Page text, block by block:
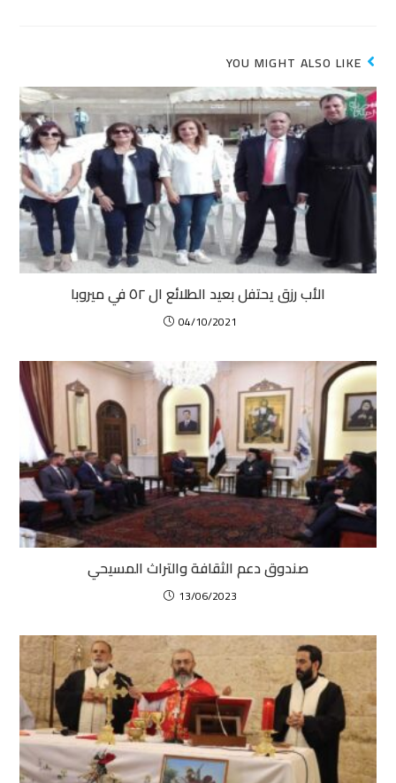
YOU MIGHT ALSO LIKE
الأب رزق يحتفل بعيد الطلائع ال ٥٢ في ميروبا
04/10/2021
صندوق دعم الثقافة والتراث المسيحي
13/06/2023